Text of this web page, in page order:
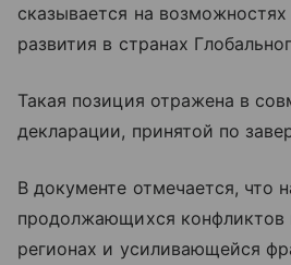
сказывается на
развития в странах
Такая позиция отражена в
декларации, принятой по
В документе отмечается, что
продолжающихся конфликтов
регионах и усиливающейся